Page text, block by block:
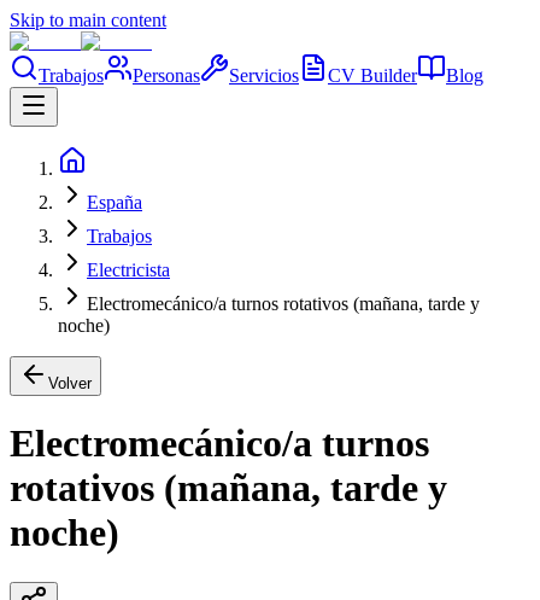
Skip to main content
Trabajos Personas Servicios CV Builder Blog
España
Trabajos
Electricista
Electromecánico/a turnos rotativos (mañana, tarde y
noche)
Volver
Electromecánico/a turnos
rotativos (mañana, tarde y
noche)